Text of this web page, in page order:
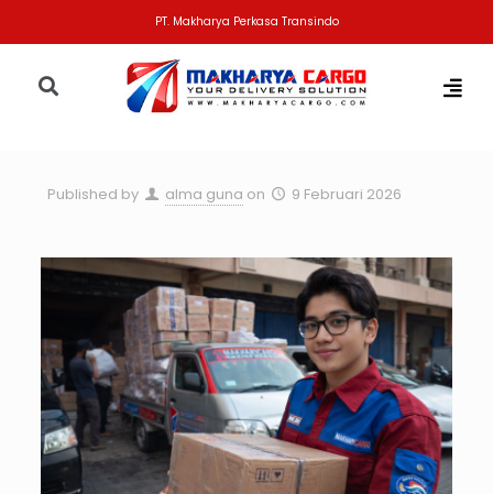
PT. Makharya Perkasa Transindo
Published by alma guna on 9 Februari 2026